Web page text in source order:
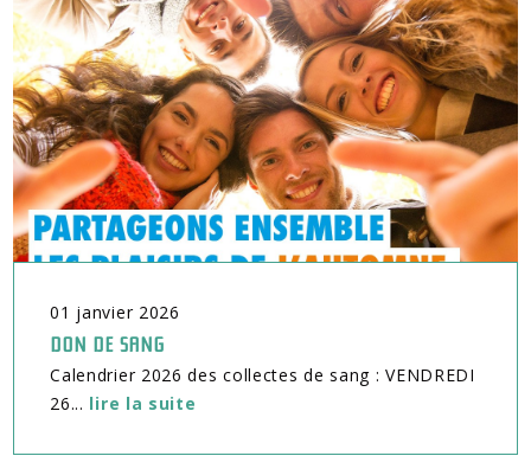
01 janvier 2026
DON DE SANG
Calendrier 2026 des collectes de sang : VENDREDI
26... lire la suite